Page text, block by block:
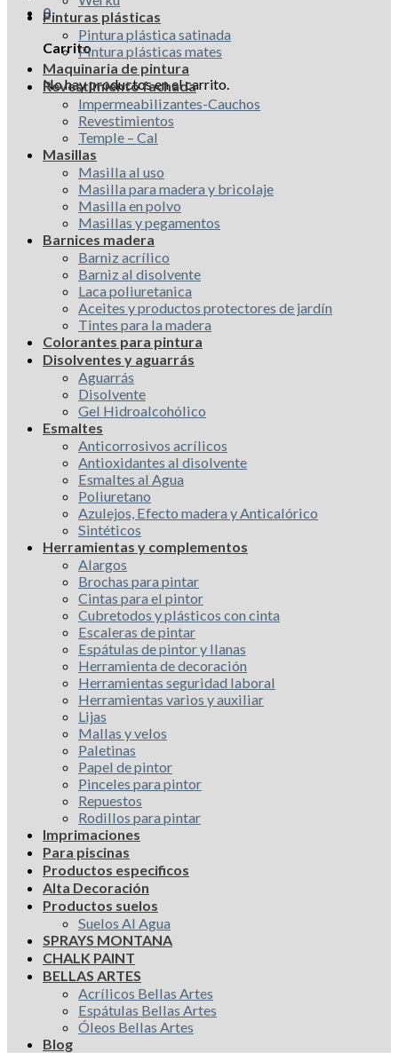
0
Carrito
No hay productos en el carrito.
Pinturas plásticas
Pintura plástica satinada
Pintura plásticas mates
Maquinaria de pintura
Revestimiento fachada
Impermeabilizantes-Cauchos
Revestimientos
Temple – Cal
Masillas
Masilla al uso
Masilla para madera y bricolaje
Masilla en polvo
Masillas y pegamentos
Barnices madera
Barniz acrílico
Barniz al disolvente
Laca poliuretanica
Aceites y productos protectores de jardín
Tintes para la madera
Colorantes para pintura
Disolventes y aguarrás
Aguarrás
Disolvente
Gel Hidroalcohólico
Esmaltes
Anticorrosivos acrílicos
Antioxidantes al disolvente
Esmaltes al Agua
Poliuretano
Azulejos, Efecto madera y Anticalórico
Sintéticos
Herramientas y complementos
Alargos
Brochas para pintar
Cintas para el pintor
Cubretodos y plásticos con cinta
Escaleras de pintar
Espátulas de pintor y llanas
Herramienta de decoración
Herramientas seguridad laboral
Herramientas varios y auxiliar
Lijas
Mallas y velos
Paletinas
Papel de pintor
Pinceles para pintor
Repuestos
Rodillos para pintar
Imprimaciones
Para piscinas
Productos especificos
Alta Decoración
Productos suelos
Suelos Al Agua
SPRAYS MONTANA
CHALK PAINT
BELLAS ARTES
Acrílicos Bellas Artes
Espátulas Bellas Artes
Óleos Bellas Artes
Blog